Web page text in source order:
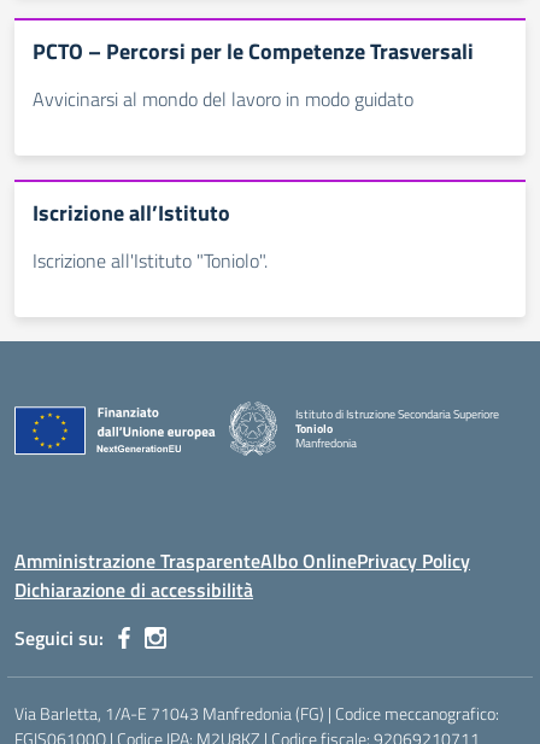
PCTO – Percorsi per le Competenze Trasversali
Avvicinarsi al mondo del lavoro in modo guidato
Iscrizione all’Istituto
Iscrizione all'Istituto "Toniolo".
Istituto di Istruzione Secondaria Superiore
Toniolo
Manfredonia
Amministrazione TrasparenteAlbo OnlinePrivacy Policy
Dichiarazione di accessibilità
Seguici su:
Via Barletta, 1/A-E 71043 Manfredonia (FG) | Codice meccanografico:
FGIS06100Q | Codice IPA: M2U8KZ | Codice fiscale: 92069210711